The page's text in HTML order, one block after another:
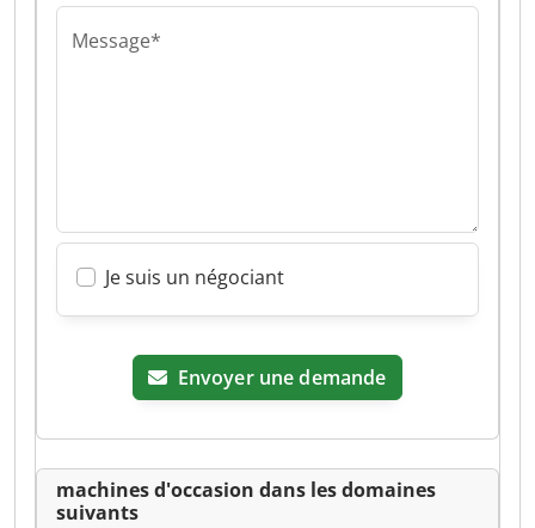
Message*
Je suis un négociant
Envoyer une demande
machines d'occasion dans les domaines
suivants